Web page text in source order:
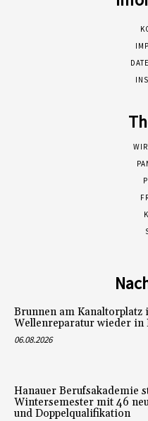
Brunnen am Kanaltorplatz
Wellenreparatur wieder in
06.08.2026
Hanauer Berufsakademie
Wintersemester mit 46
und Doppelqualifikation